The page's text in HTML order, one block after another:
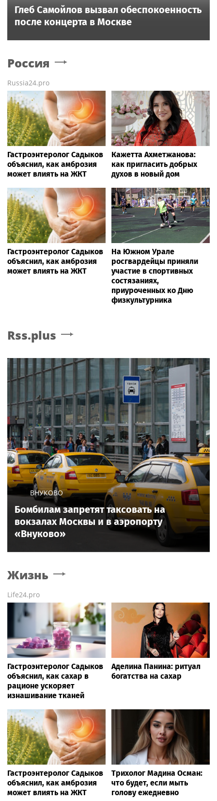
Глеб Самойлов вызвал обеспокоенность
после концерта в Москве
Россия
Russia24.pro
Гастроэнтеролог Садыков
объяснил, как амброзия
может влиять на ЖКТ
Кажетта Ахметжанова:
как пригласить добрых
духов в новый дом
Гастроэнтеролог Садыков
объяснил, как амброзия
может влиять на ЖКТ
На Южном Урале
росгвардейцы приняли
участие в спортивных
состязаниях,
приуроченных ко Дню
физкультурника
Rss.plus
ВНУКОВО
Бомбилам запретят таксовать на
вокзалах Москвы и в аэропорту
«Внуково»
Жизнь
Life24.pro
Гастроэнтеролог Садыков
объяснил, как сахар в
рационе ускоряет
изнашивание тканей
Аделина Панина: ритуал
богатства на сахар
Гастроэнтеролог Садыков
объяснил, как амброзия
может влиять на ЖКТ
Трихолог Мадина Осман:
что будет, если мыть
голову ежедневно